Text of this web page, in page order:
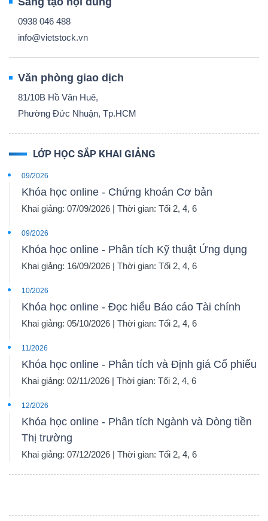
0938 046 488
info@vietstock.vn
Văn phòng giao dịch
81/10B Hồ Văn Huê,
Phường Đức Nhuận, Tp.HCM
LỚP HỌC SẮP KHAI GIẢNG
09/2026
Khóa học online - Chứng khoán Cơ bản
Khai giảng: 07/09/2026 | Thời gian: Tối 2, 4, 6
09/2026
Khóa học online - Phân tích Kỹ thuật Ứng dụng
Khai giảng: 16/09/2026 | Thời gian: Tối 2, 4, 6
10/2026
Khóa học online - Đọc hiểu Báo cáo Tài chính
Khai giảng: 05/10/2026 | Thời gian: Tối 2, 4, 6
11/2026
Khóa học online - Phân tích và Định giá Cổ phiếu
Khai giảng: 02/11/2026 | Thời gian: Tối 2, 4, 6
12/2026
Khóa học online - Phân tích Ngành và Dòng tiền
Thị trường
Khai giảng: 07/12/2026 | Thời gian: Tối 2, 4, 6